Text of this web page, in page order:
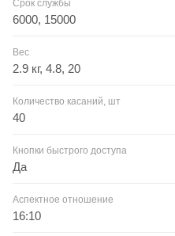
Срок службы
6000, 15000
Вес
2.9 кг, 4.8, 20
Количество касаний, шт
40
Кнопки быстрого доступа
Да
Аспектное отношение
16:10